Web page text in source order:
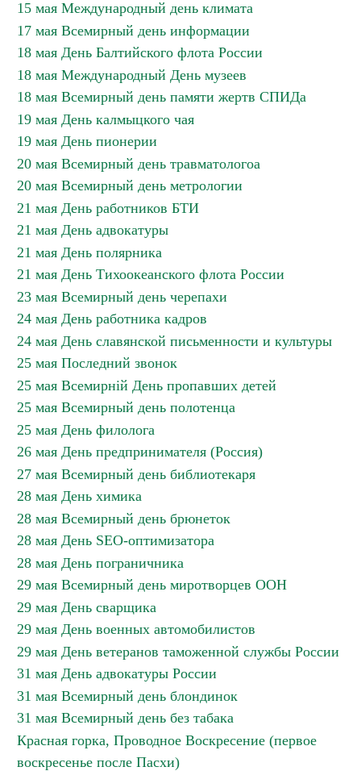
15 мая Международный день климата
17 мая Всемирный день информации
18 мая День Балтийского флота России
18 мая Международный День музеев
18 мая Всемирный день памяти жертв СПИДа
19 мая День калмыцкого чая
19 мая День пионерии
20 мая Всемирный день травматологоа
20 мая Всемирный день метрологии
21 мая День работников БТИ
21 мая День адвокатуры
21 мая День полярника
21 мая День Тихоокеанского флота России
23 мая Всемирный день черепахи
24 мая День работника кадров
24 мая День славянской письменности и культуры
25 мая Последний звонок
25 мая Всемирній День пропавших детей
25 мая Всемирный день полотенца
25 мая День филолога
26 мая День предпринимателя (Россия)
27 мая Всемирный день библиотекаря
28 мая День химика
28 мая Всемирный день брюнеток
28 мая День SEO-оптимизатора
28 мая День пограничника
29 мая Всемирный день миротворцев ООН
29 мая День сварщика
29 мая День военных автомобилистов
29 мая День ветеранов таможенной службы России
31 мая День адвокатуры России
31 мая Всемирный день блондинок
31 мая Всемирный день без табака
Красная горка, Проводное Воскресение (первое
воскресенье после Пасхи)